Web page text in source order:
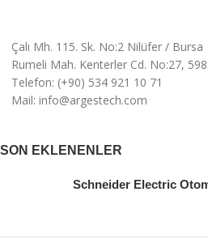
Çalı Mh. 115. Sk. No:2 Nilüfer / Bursa
Rumeli Mah. Kenterler Cd. No:27,
Telefon: (+90) 534 921 10 71
Mail: info@argestech.com
SON EKLENENLER
Schneider Electric